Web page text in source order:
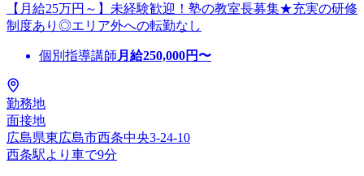
【月給25万円～】未経験歓迎！塾の教室長募集★充実の研修
制度あり◎エリア外への転勤なし
個別指導講師 月給250,000円〜
勤務地
面接地
広島県東広島市西条中央3-24-10
西条駅より車で9分